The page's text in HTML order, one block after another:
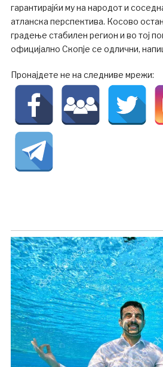
гарантирајќи му на народот и
атланска перспектива. Косово
градење стабилен регион и во тој
официјално Скопје се одлични,
Пронајдете не на следниве мрежи: